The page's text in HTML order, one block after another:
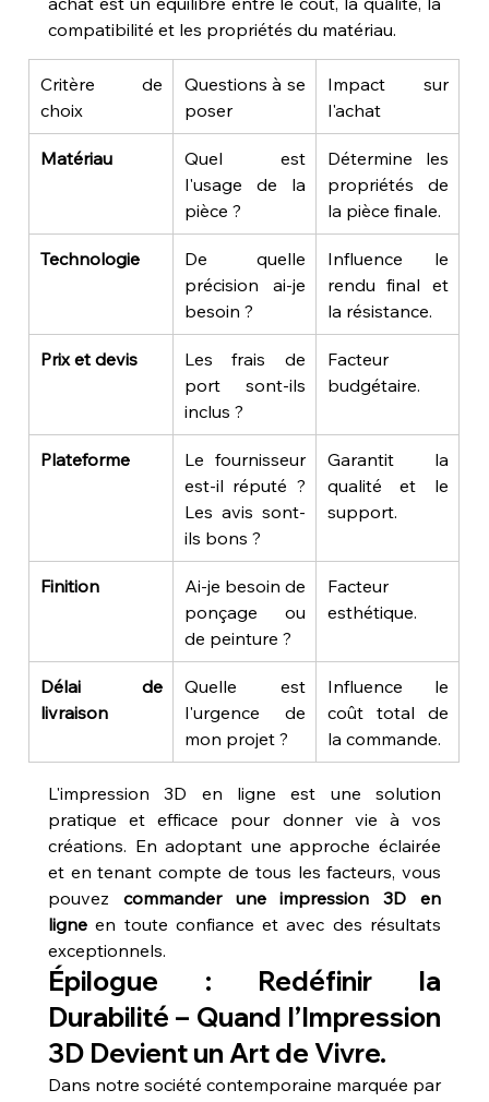
compatibilité et les propriétés du matériau.
Critère de
choix
Questions à se
poser
Impact sur
l'achat
Matériau
Quel est
l'usage de la
pièce ?
Détermine les
propriétés de
la pièce finale.
Technologie
De quelle
précision ai-je
besoin ?
Influence le
rendu final et
la résistance.
Prix et devis
Les frais de
port sont-ils
inclus ?
Facteur
budgétaire.
Plateforme
Le fournisseur
est-il réputé ?
Les avis sont-
ils bons ?
Garantit la
qualité et le
support.
Finition
Ai-je besoin de
ponçage ou
de peinture ?
Facteur
esthétique.
Délai de
livraison
Quelle est
l'urgence de
mon projet ?
Influence le
coût total de
la commande.
L'impression 3D en ligne est une solution
pratique et efficace pour donner vie à vos
créations. En adoptant une approche éclairée
et en tenant compte de tous les facteurs, vous
pouvez commander une impression 3D en
ligne en toute confiance et avec des résultats
exceptionnels.
Épilogue : Redéfinir la
Durabilité – Quand l’Impression
3D Devient un Art de Vivre.
Dans notre société contemporaine marquée par